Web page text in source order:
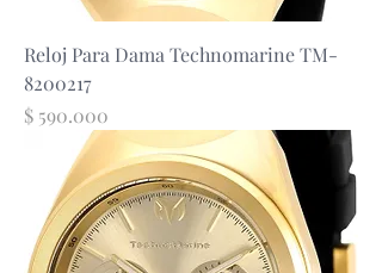
Reloj Para Dama Technomarine TM-
8200217
Precio
$ 590.000